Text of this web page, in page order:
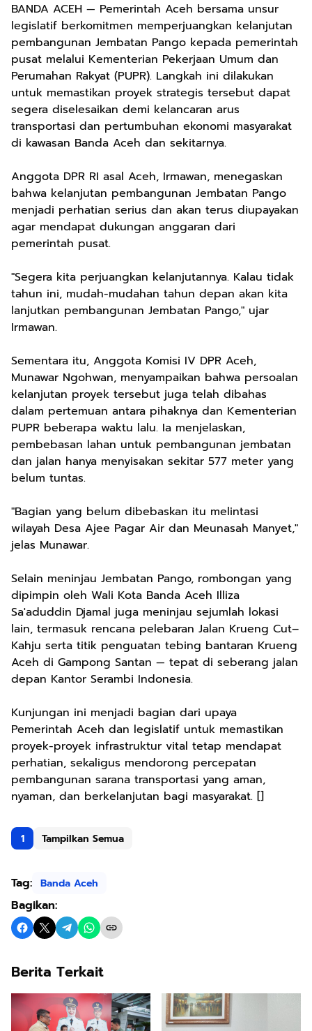
BANDA ACEH — Pemerintah Aceh bersama unsur
legislatif berkomitmen memperjuangkan kelanjutan
pembangunan Jembatan Pango kepada pemerintah
pusat melalui Kementerian Pekerjaan Umum dan
Perumahan Rakyat (PUPR). Langkah ini dilakukan
untuk memastikan proyek strategis tersebut dapat
segera diselesaikan demi kelancaran arus
transportasi dan pertumbuhan ekonomi masyarakat
di kawasan Banda Aceh dan sekitarnya.
Anggota DPR RI asal Aceh, Irmawan, menegaskan
bahwa kelanjutan pembangunan Jembatan Pango
menjadi perhatian serius dan akan terus diupayakan
agar mendapat dukungan anggaran dari
pemerintah pusat.
"Segera kita perjuangkan kelanjutannya. Kalau tidak
tahun ini, mudah-mudahan tahun depan akan kita
lanjutkan pembangunan Jembatan Pango," ujar
Irmawan.
Sementara itu, Anggota Komisi IV DPR Aceh,
Munawar Ngohwan, menyampaikan bahwa persoalan
kelanjutan proyek tersebut juga telah dibahas
dalam pertemuan antara pihaknya dan Kementerian
PUPR beberapa waktu lalu. Ia menjelaskan,
pembebasan lahan untuk pembangunan jembatan
dan jalan hanya menyisakan sekitar 577 meter yang
belum tuntas.
"Bagian yang belum dibebaskan itu melintasi
wilayah Desa Ajee Pagar Air dan Meunasah Manyet,"
jelas Munawar.
Selain meninjau Jembatan Pango, rombongan yang
dipimpin oleh Wali Kota Banda Aceh Illiza
Sa'aduddin Djamal juga meninjau sejumlah lokasi
lain, termasuk rencana pelebaran Jalan Krueng Cut–
Kahju serta titik penguatan tebing bantaran Krueng
Aceh di Gampong Santan — tepat di seberang jalan
depan Kantor Serambi Indonesia.
Kunjungan ini menjadi bagian dari upaya
Pemerintah Aceh dan legislatif untuk memastikan
proyek-proyek infrastruktur vital tetap mendapat
perhatian, sekaligus mendorong percepatan
pembangunan sarana transportasi yang aman,
nyaman, dan berkelanjutan bagi masyarakat. []
1 Tampilkan Semua
Tag: Banda Aceh
Bagikan:
Berita Terkait